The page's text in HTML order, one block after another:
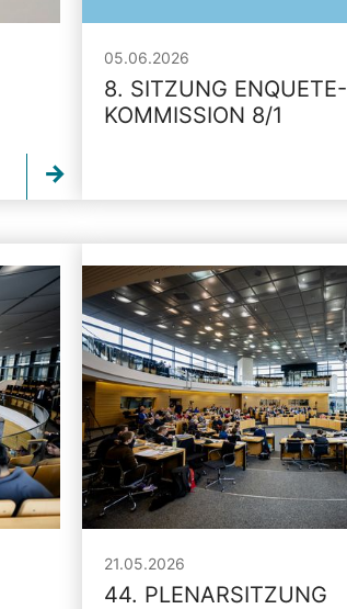
05.06.2026
8. SITZUNG ENQUETE-
KOMMISSION 8/1
21.05.2026
44. PLENARSITZUNG